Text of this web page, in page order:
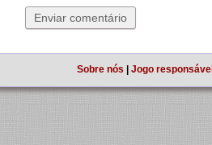
Sobre nós Jogo responsável